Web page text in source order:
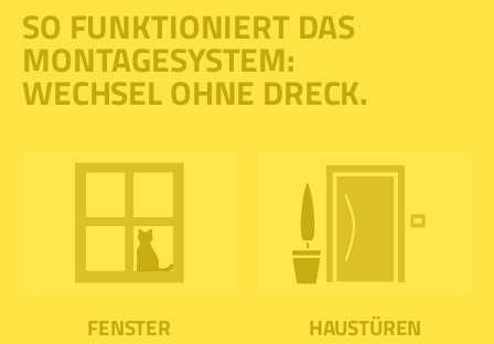
SO FUNKTIONIERT DAS
MONTAGESYSTEM:
WECHSEL OHNE DRECK.
FENSTER HAUSTÜREN